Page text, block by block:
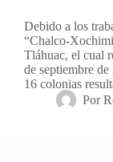
Debido a los
“Chalco-
Tláhuac, el cual
de septiembre
16 colonias
Por